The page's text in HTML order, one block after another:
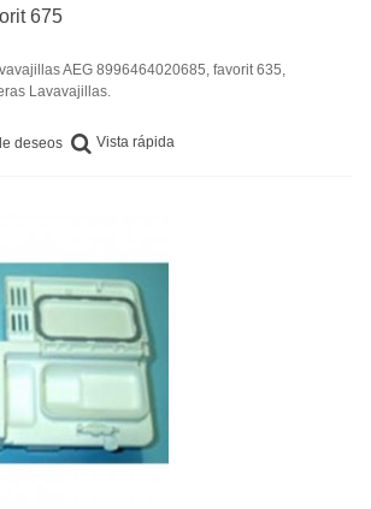
675
AEG 8996464020685, favorit 635,
Lavavajillas.
deseos Vista rápida